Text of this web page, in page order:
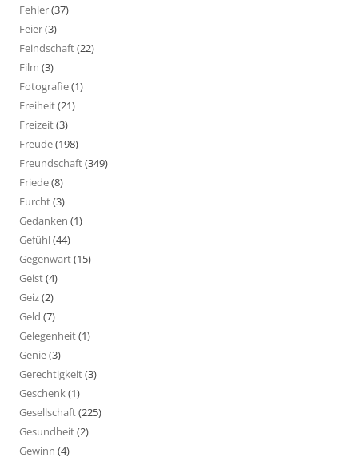
Fehler(37)
Feier(3)
Feindschaft(22)
Film (3)
Fotografie(1)
Freiheit(21)
Freizeit(3)
Freude(198)
Freundschaft(349)
Friede(8)
Furcht(3)
Gedanken (1)
Gefühl(44)
Gegenwart(15)
Geist(4)
Geiz(2)
Geld (7)
Gelegenheit(1)
Genie(3)
Gerechtigkeit(3)
Geschenk(1)
Gesellschaft(225)
Gesundheit(2)
Gewinn (4)